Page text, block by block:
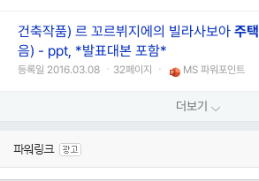
건축작품) 르 꼬르뷔지에의 빌라사보아 주택
음) - ppt, *발표대본 포함*
등록일 2016.03.08 ㆍ32페이지 ㆍ MS 파워포인트
더보기